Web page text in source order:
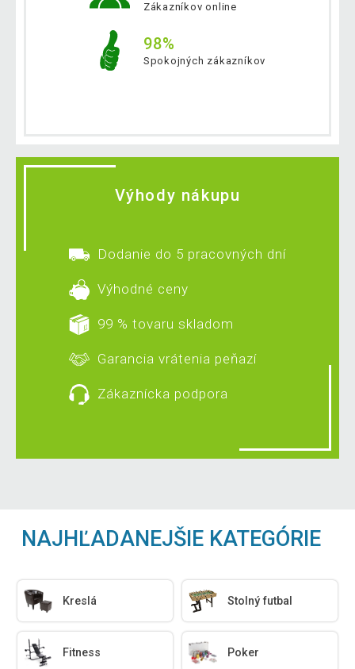
Zákazníkov online
98%
Spokojných zákazníkov
Výhody nákupu
Dodanie do 5 pracovných dní
Výhodné ceny
99 % tovaru skladom
Garancia vrátenia peňazí
Zákaznícka podpora
NAJHĽADANEJŠIE KATEGÓRIE
Kreslá Stolný futbal
Fitness Poker